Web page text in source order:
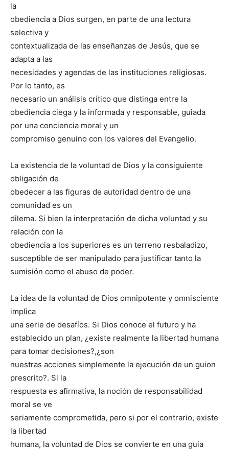
la
obediencia a Dios surgen, en parte de una lectura
selectiva y
contextualizada de las enseñanzas de Jesús, que se
adapta a las
necesidades y agendas de las instituciones religiosas.
Por lo tanto, es
necesario un análisis crítico que distinga entre la
obediencia ciega y la informada y responsable, guiada
por una conciencia moral y un
compromiso genuino con los valores del Evangelio.
La existencia de la voluntad de Dios y la consiguiente
obligación de
obedecer a las figuras de autoridad dentro de una
comunidad es un
dilema. Si bien la interpretación de dicha voluntad y su
relación con la
obediencia a los superiores es un terreno resbaladizo,
susceptible de ser manipulado para justificar tanto la
sumisión como el abuso de poder.
La idea de la voluntad de Dios omnipotente y omnisciente
implica
una serie de desafíos. Si Dios conoce el futuro y ha
establecido un plan, ¿existe realmente la libertad humana
para tomar decisiones?,¿son
nuestras acciones simplemente la ejecución de un guion
prescrito?. Si la
respuesta es afirmativa, la noción de responsabilidad
moral se ve
seriamente comprometida, pero si por el contrario, existe
la libertad
humana, la voluntad de Dios se convierte en una guia